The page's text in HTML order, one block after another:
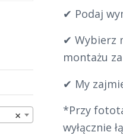
×
✔ Podaj
✔ Wybierz
montażu
✔ My
*Przy
wyłącznie